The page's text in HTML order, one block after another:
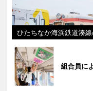
ひたちなか海浜鉄道湊
組合員に